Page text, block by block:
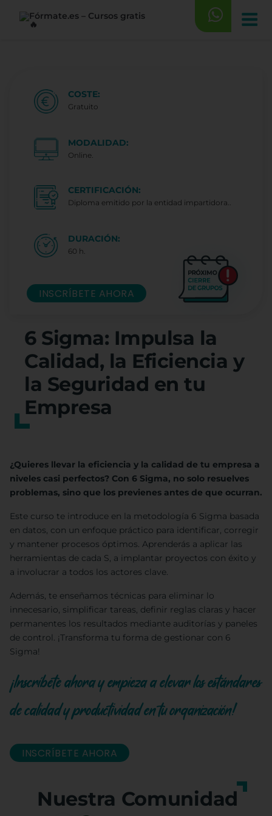
6 Sigma: Impulsa la
Calidad, la Eficiencia y
la Seguridad en tu
Empresa
¿Quieres llevar la eficiencia y la calidad de tu empresa a
niveles casi perfectos? Con 6 Sigma, no solo resuelves
problemas, sino que los previenes antes de que ocurran.
Este curso te introduce en la metodología 6 Sigma basada
en datos, con un enfoque práctico para identificar, corregir
y mantener procesos óptimos. Aprenderás a aplicar las
herramientas de cada S, a implantar proyectos con éxito y
a involucrar a todos los actores clave.
Además, te enseñamos técnicas para eliminar lo
innecesario, simplificar tareas, definir reglas claras y hacer
permanentes los resultados mediante auditorías y paneles
de control. ¡Transforma tu forma de gestionar con 6
Sigma!
¡Inscríbete ahora y empieza a elevar los estándares
de calidad y productividad en tu organización!
INSCRÍBETE AHORA
Nuestra Comunidad
COSTE:
Gratuito
MODALIDAD:
Online.
CERTIFICACIÓN:
Diploma emitido por la entidad impartidora..
DURACIÓN:
60 h.
INSCRÍBETE AHORA